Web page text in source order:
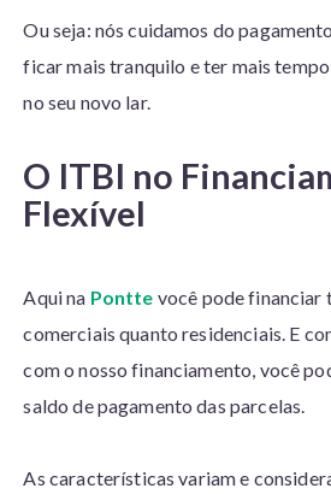
Ou seja: nós cuidamos do
ficar mais tranquilo e ter mais
no seu novo lar.
O ITBI no
Flexível
Aqui na Pontte você pode financiar
comerciais quanto residenciais. E
com o nosso financiamento, você
saldo de pagamento das parcelas.
As características variam e